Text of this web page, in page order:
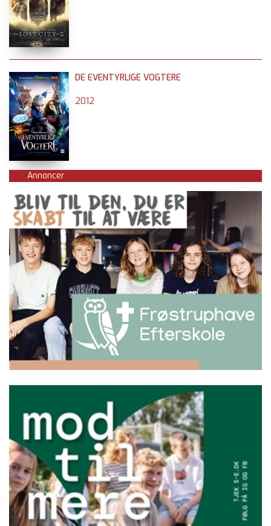
DE EVENTYRLIGE VOGTERE
2012
Annoncer